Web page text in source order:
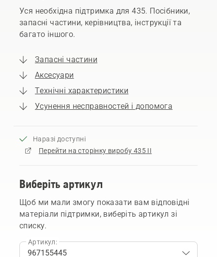
Уся необхідна підтримка для 435. Посібники,
запасні частини, керівництва, інструкції та
багато іншого.
Запасні частини
Аксесуари
Технічні характеристики
Усунення несправностей і допомога
Наразі доступні
Перейти на сторінку виробу 435 II
Виберіть артикул
Щоб ми мали змогу показати вам відповідні
матеріали підтримки, виберіть артикул зі
списку.
Артикул: